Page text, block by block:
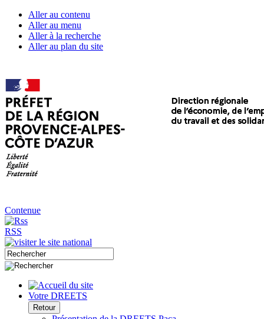
Aller au contenu
Aller au menu
Aller à la recherche
Aller au plan du site
Contenue
RSS
Votre DREETS
Retour